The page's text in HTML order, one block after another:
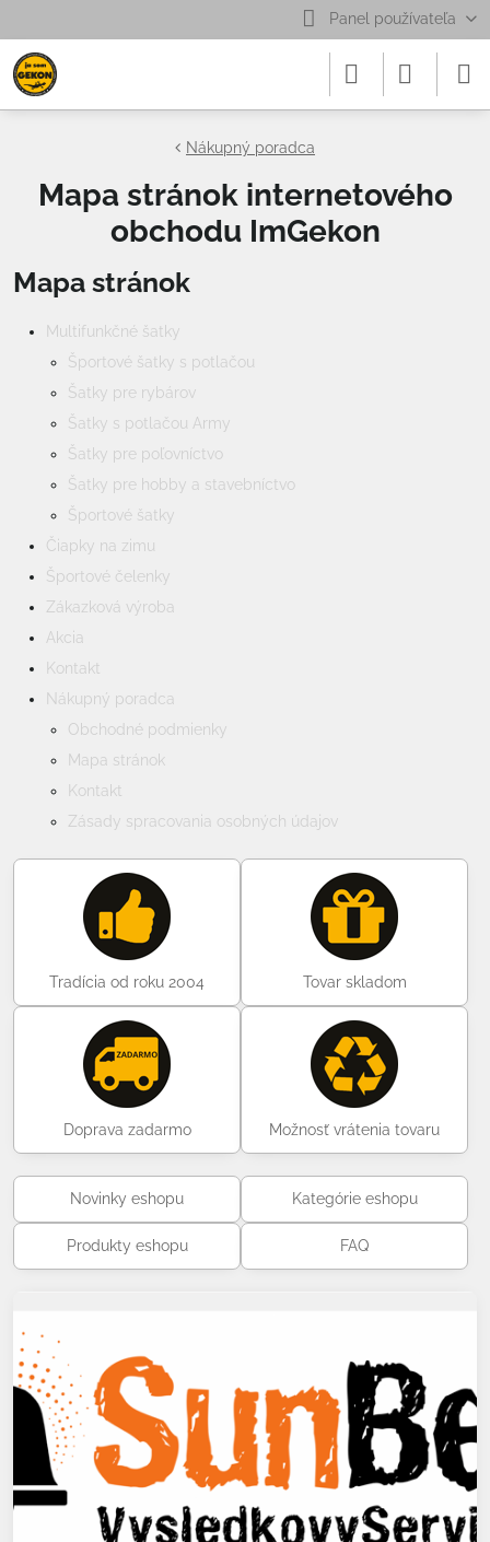
Panel používateľa
Nákupný poradca
Mapa stránok internetového
obchodu ImGekon
Mapa stránok
Multifunkčné šatky
Športové šatky s potlačou
Šatky pre rybárov
Šatky s potlačou Army
Šatky pre poľovníctvo
Šatky pre hobby a stavebníctvo
Športové šatky
Čiapky na zimu
Športové čelenky
Zákazková výroba
Akcia
Kontakt
Nákupný poradca
Obchodné podmienky
Mapa stránok
Kontakt
Zásady spracovania osobných údajov
Tradícia od roku 2004 Tovar skladom
Doprava zadarmo Možnosť vrátenia tovaru
Novinky eshopu Kategórie eshopu
Produkty eshopu FAQ